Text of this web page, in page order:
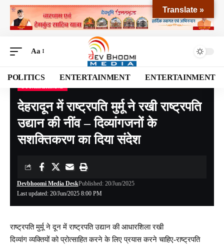
Aa
POLITICS ENTERTAINMENT ENTERTAINMENT
Devbhoomi Media>Blog>NATIONAL>UTTARAKHAND>देहरादून में राष्ट्रपति मुर्मू ने रखी राष्ट्रपति उद्यान की नींव – दिव्यांगजनों के सशक्तिकरण का दिया संदेश
देहरादून में राष्ट्रपति मुर्मू ने रखी राष्ट्रपति
उद्यान की नींव – दिव्यांगजनों के
सशक्तिकरण का दिया संदेश
Last updated: 20/Jun/2025 8:00 PM
Devbhoomi Media DeskPublished: 20/Jun/2025
राष्ट्रपति मुर्मू ने दून में राष्ट्रपति उद्यान की आधारशिला रखी
दिव्यांग व्यक्तियों को प्रोत्साहित करने के लिए प्रयास करने चाहिए-राष्ट्रपति
Translate »